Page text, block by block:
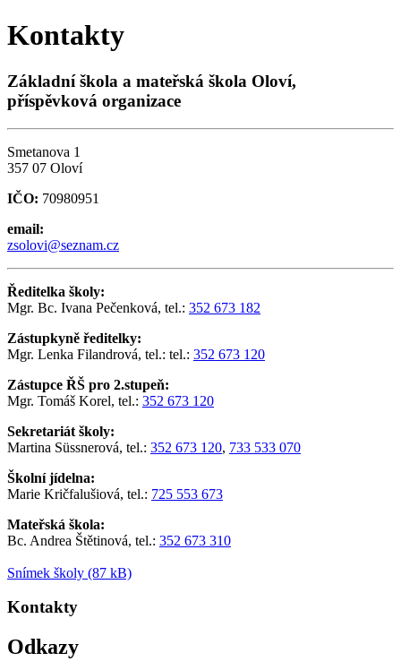
Kontakty
Základní škola a mateřská škola Oloví,
příspěvková organizace
Smetanova 1
357 07 Oloví
IČO: 70980951
email:
zsolovi@seznam.cz
Ředitelka školy:
Mgr. Bc. Ivana Pečenková, tel.: 352 673 182
Zástupkyně ředitelky:
Mgr. Lenka Filandrová, tel.: tel.: 352 673 120
Zástupce ŘŠ pro 2.stupeň:
Mgr. Tomáš Korel, tel.: 352 673 120
Sekretariát školy:
Martina Süssnerová, tel.: 352 673 120, 733 533 070
Školní jídelna:
Marie Kričfalušiová, tel.: 725 553 673
Mateřská škola:
Bc. Andrea Štětinová, tel.: 352 673 310
Snímek školy (87 kB)
Kontakty
Odkazy